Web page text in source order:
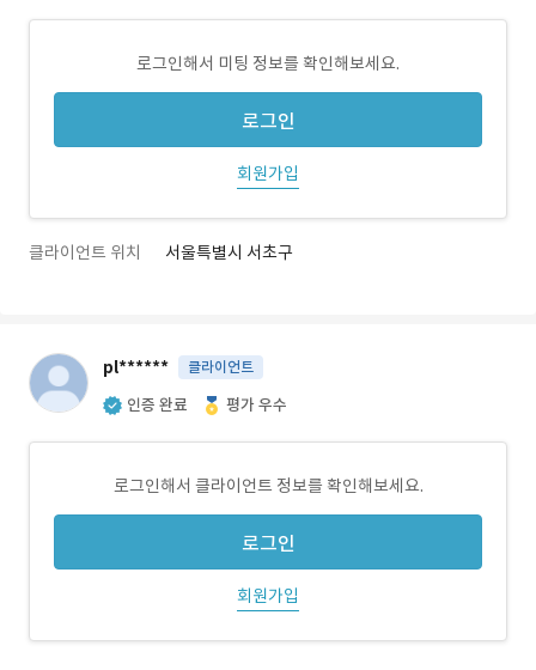
로그인해서 미팅 정보를 확인해보세요.
로그인
회원가입
클라이언트 위치 서울특별시 서초구
pl****** 클라이언트
인증 완료 평가 우수
로그인해서 클라이언트 정보를 확인해보세요.
로그인
회원가입